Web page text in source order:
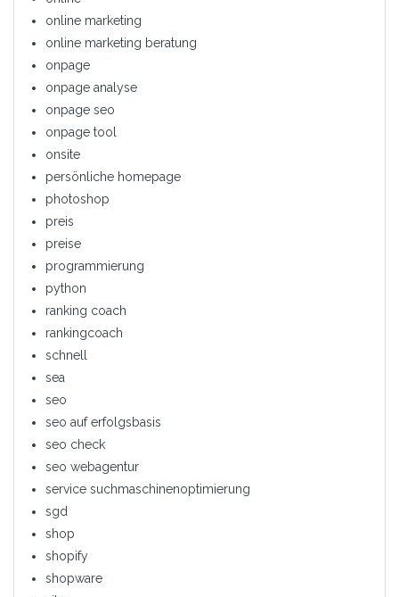
online marketing
online marketing beratung
onpage
onpage analyse
onpage seo
onpage tool
onsite
persönliche homepage
photoshop
preis
preise
programmierung
python
ranking coach
rankingcoach
schnell
sea
seo
seo auf erfolgsbasis
seo check
seo webagentur
service suchmaschinenoptimierung
sgd
shop
shopify
shopware